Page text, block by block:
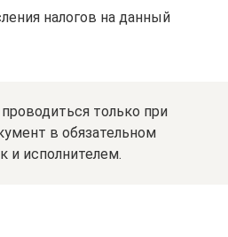
налогов на данный
только при
в обязательном
и исполнителем.